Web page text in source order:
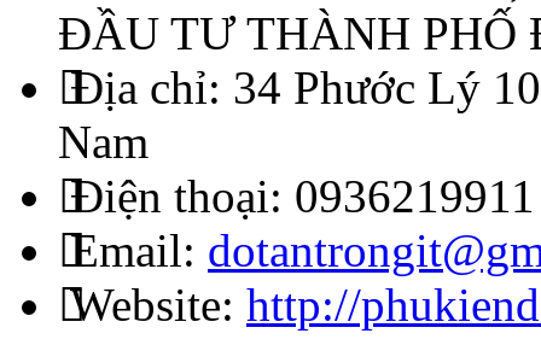
ĐẦU TƯ THÀNH PHỐ
Địa chỉ: 34 Phước Lý
Nam
Điện thoại: 0936219911
Email:
Website: http://